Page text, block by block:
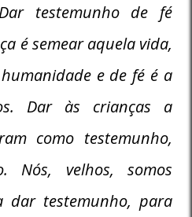
testemunho de fé
é semear aquela vida,
e de fé é a
Dar às crianças a
como testemunho,
Nós, velhos, somos
dar testemunho, para